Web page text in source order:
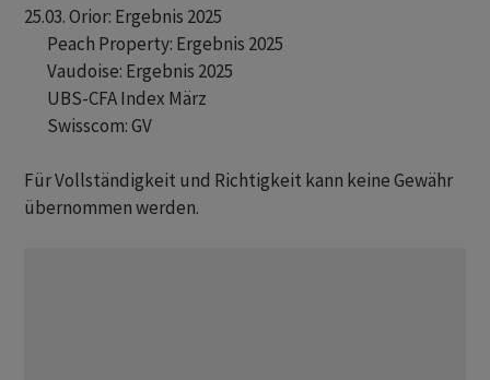
25.03. Orior: Ergebnis 2025
       Peach Property: Ergebnis 2025
       Vaudoise: Ergebnis 2025
       UBS-CFA Index März
       Swisscom: GV
Für Vollständigkeit und Richtigkeit kann keine Gewähr
übernommen werden.